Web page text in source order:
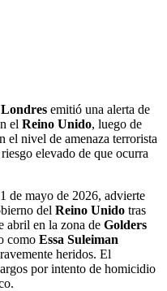
Londres emitió una alerta de
el Reino Unido, luego de
el nivel de amenaza terrorista
elevado de que ocurra
de mayo de 2026, advierte
del Reino Unido tras
abril en la zona de Golders
como Essa Suleiman
heridos. El
por intento de homicidio